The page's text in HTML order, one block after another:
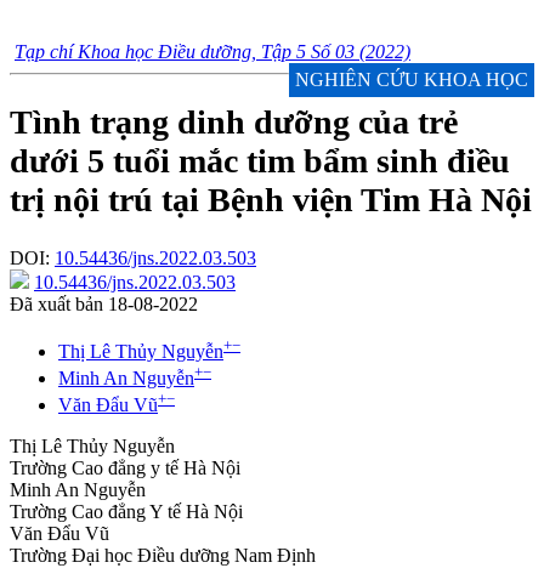
Tạp chí Khoa học Điều dưỡng, Tập 5 Số 03 (2022)
NGHIÊN CỨU KHOA HỌC
Tình trạng dinh dưỡng của trẻ
dưới 5 tuổi mắc tim bẩm sinh điều
trị nội trú tại Bệnh viện Tim Hà Nội
DOI: 10.54436/jns.2022.03.503
10.54436/jns.2022.03.503
Đã xuất bản 18-08-2022
Thị Lê Thủy Nguyễn+−
Minh An Nguyễn+−
Văn Đẩu Vũ+−
Thị Lê Thủy Nguyễn
Trường Cao đẳng y tế Hà Nội
Minh An Nguyễn
Trường Cao đẳng Y tế Hà Nội
Văn Đẩu Vũ
Trường Đại học Điều dưỡng Nam Định